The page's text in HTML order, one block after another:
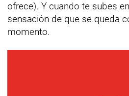
ofrece). Y cuando te subes
sensación de que se queda
momento.